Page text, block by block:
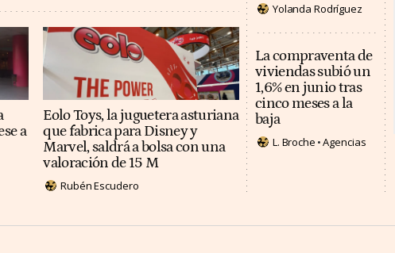
a
Eolo Toys, la juguetera asturiana
que fabrica para Disney y
Marvel, saldrá a bolsa con una
valoración de 15 M
Rubén Escudero
Yolanda Rodríguez
La compraventa de
viviendas subió un
1,6% en junio tras
cinco meses a la
baja
L. Broche Agencias